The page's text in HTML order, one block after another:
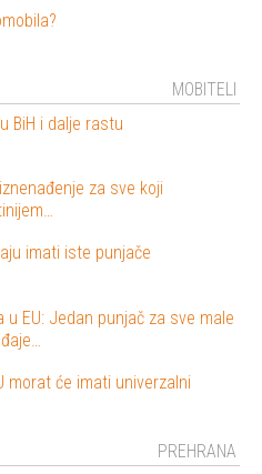
MOBITELI
BiH i dalje rastu
za sve koji
imati iste punjače
u EU: Jedan punjač za sve male
morat će imati univerzalni
PREHRANA